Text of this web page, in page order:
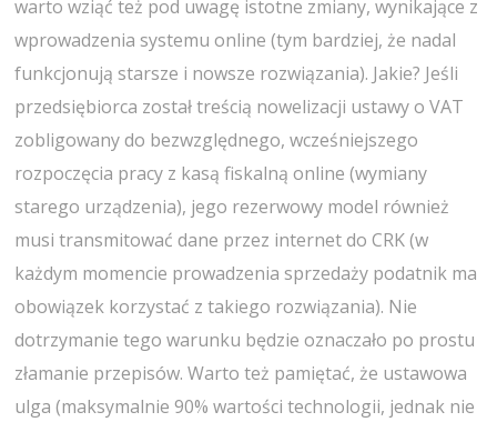
warto wziąć też pod uwagę istotne zmiany, wynikające z
wprowadzenia systemu online (tym bardziej, że nadal
funkcjonują starsze i nowsze rozwiązania). Jakie? Jeśli
przedsiębiorca został treścią nowelizacji ustawy o VAT
zobligowany do bezwzględnego, wcześniejszego
rozpoczęcia pracy z kasą fiskalną online (wymiany
starego urządzenia), jego rezerwowy model również
musi transmitować dane przez internet do CRK (w
każdym momencie prowadzenia sprzedaży podatnik ma
obowiązek korzystać z takiego rozwiązania). Nie
dotrzymanie tego warunku będzie oznaczało po prostu
złamanie przepisów. Warto też pamiętać, że ustawowa
ulga (maksymalnie 90% wartości technologii, jednak nie